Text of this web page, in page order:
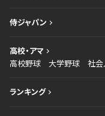
侍ジャパン
高校・アマ
高校野球
大学野球 社
ランキング